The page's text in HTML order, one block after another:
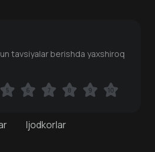
Ijodkorlar
tavsiyalar berishda yaxshiroq
5 6 7 8 9 10
5 6 7 8 9 10